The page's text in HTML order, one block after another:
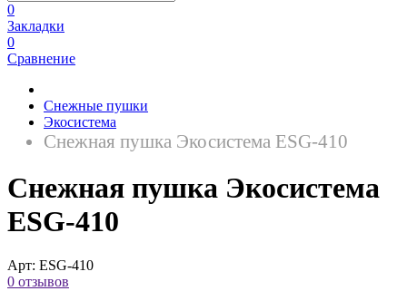
0
Закладки
0
Сравнение
Снежные пушки
Экосистема
Снежная пушка Экосистема ESG-410
Снежная пушка Экосистема
ESG-410
Арт: ESG-410
0 отзывов